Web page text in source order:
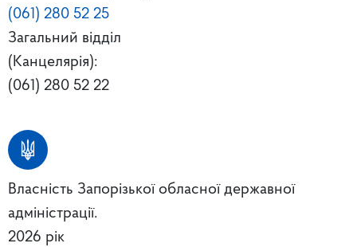
(061) 280 52 25
Загальний відділ
(Канцелярія):
(061) 280 52 22
Власність Запорізької обласної державної
адміністрації.
2026 рік